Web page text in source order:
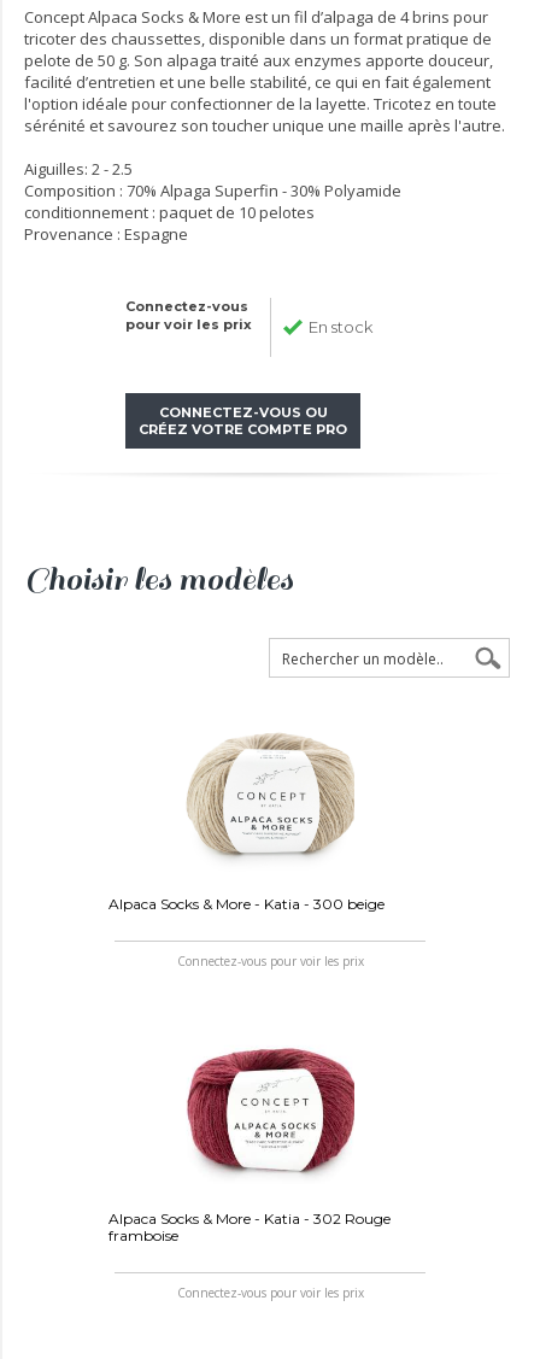
Concept Alpaca Socks & More est un fil d’alpaga de 4 brins pour
tricoter des chaussettes, disponible dans un format pratique de
pelote de 50 g. Son alpaga traité aux enzymes apporte douceur,
facilité d’entretien et une belle stabilité, ce qui en fait également
l'option idéale pour confectionner de la layette. Tricotez en toute
sérénité et savourez son toucher unique une maille après l'autre.
Aiguilles: 2 - 2.5
Composition : 70% Alpaga Superfin - 30% Polyamide
conditionnement : paquet de 10 pelotes
Provenance : Espagne
Connectez-vous
pour voir les prix
En stock
CONNECTEZ-VOUS OU
CRÉEZ VOTRE COMPTE PRO
Choisir les modèles
Alpaca Socks & More - Katia - 300 beige
Connectez-vous pour voir les prix
Alpaca Socks & More - Katia - 302 Rouge
framboise
Connectez-vous pour voir les prix